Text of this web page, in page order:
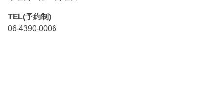
TEL(予約制)
06-4390-0006